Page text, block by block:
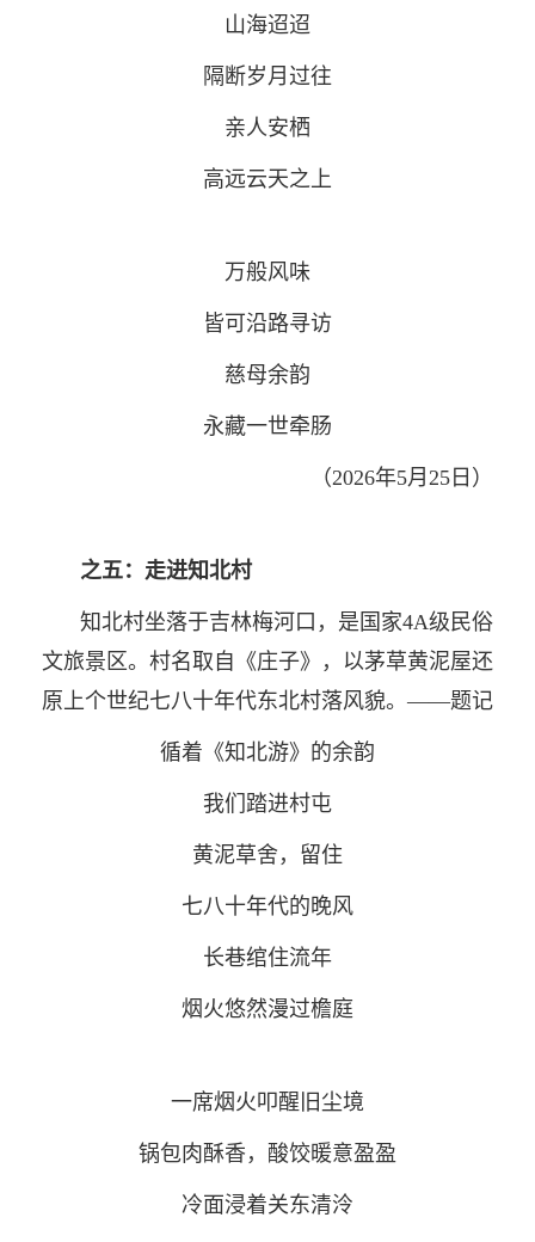
山海迢迢
隔断岁月过往
亲人安栖
高远云天之上
万般风味
皆可沿路寻访
慈母余韵
永藏一世牵肠
（2026年5月25日）
之五：走进知北村
知北村坐落于吉林梅河口，是国家4A级民俗
文旅景区。村名取自《庄子》，以茅草黄泥屋还
原上个世纪七八十年代东北村落风貌。——题记
循着《知北游》的余韵
我们踏进村屯
黄泥草舍，留住
七八十年代的晚风
长巷绾住流年
烟火悠然漫过檐庭
一席烟火叩醒旧尘境
锅包肉酥香，酸饺暖意盈盈
冷面浸着关东清泠